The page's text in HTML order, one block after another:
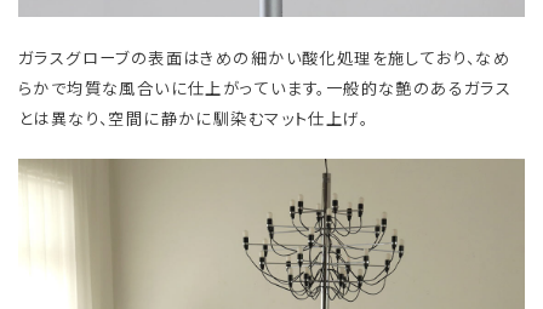
ガラスグローブの表面はきめの細かい酸化処理を施しており、なめ
らかで均質な風合いに仕上がっています。一般的な艶のあるガラス
とは異なり、空間に静かに馴染むマット仕上げ。